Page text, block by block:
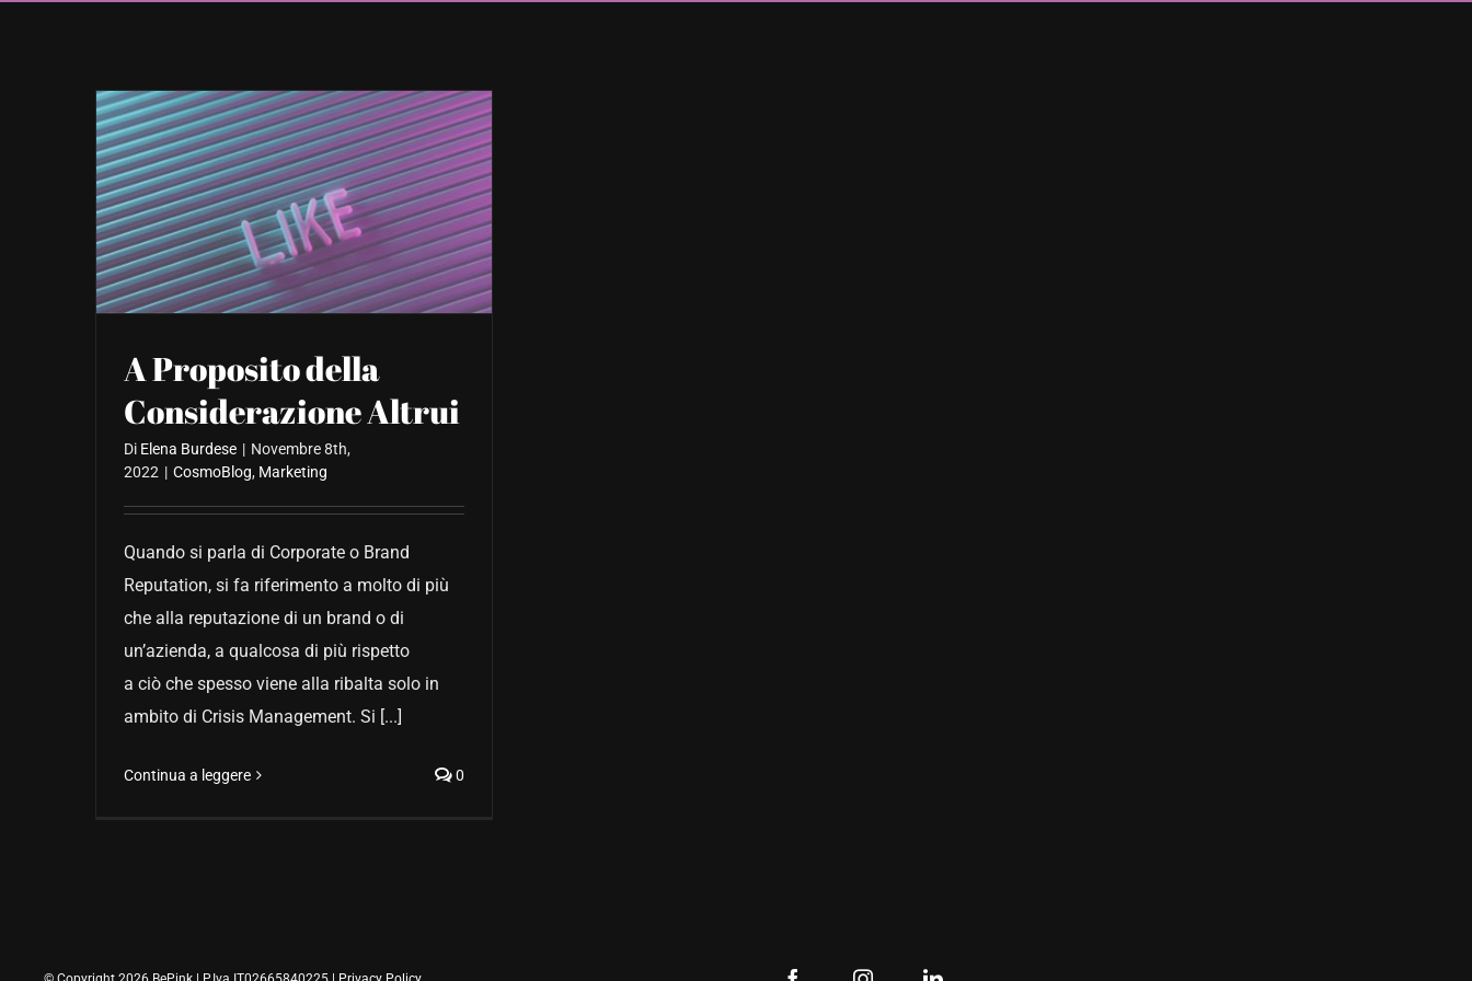
A Proposito della
Considerazione Altrui
Di Elena Burdese | Novembre 8th,
2022 | CosmoBlog, Marketing
Quando si parla di Corporate o Brand
Reputation, si fa riferimento a molto di più
che alla reputazione di un brand o di
un’azienda, a qualcosa di più rispetto
a ciò che spesso viene alla ribalta solo in
ambito di Crisis Management. Si [...]
Continua a leggere 0